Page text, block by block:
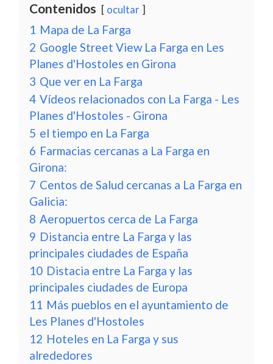
Contenidos ocultar
1 Mapa de La Farga
2 Google Street View La Farga en Les
Planes d'Hostoles en Girona
3 Que ver en La Farga
4 Vídeos relacionados con La Farga - Les
Planes d'Hostoles - Girona
5 el tiempo en La Farga
6 Farmacias cercanas a La Farga en
Girona:
7 Centos de Salud cercanas a La Farga en
Galicia:
8 Aeropuertos cerca de La Farga
9 Distancia entre La Farga y las
principales ciudades de España
10 Distacia entre La Farga y las
principales ciudades de Europa
11 Más pueblos en el ayuntamiento de
Les Planes d'Hostoles
12 Hoteles en La Farga y sus
alrededores